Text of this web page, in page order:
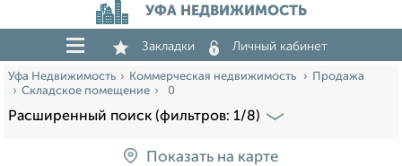
УФА НЕДВИЖИМОСТЬ
Закладки Личный кабинет
Уфа Недвижимость Коммерческая недвижимость
Продажа
Складское помещение
0
Расширенный поиск (фильтров: 1/8)
Показать на карте